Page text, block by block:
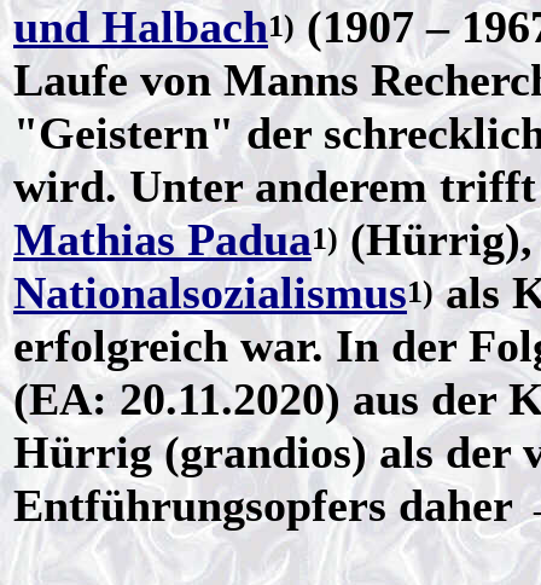
und Halbach1) (1907 –
Laufe von Manns
"Geistern" der
wird. Unter anderem
Mathias Padua1) (Hürrig),
Nationalsozialismus1)als
erfolgreich war. In der
(EA: 20.11.2020) aus der
Hürrig (grandios) als der
Entführungsopfers